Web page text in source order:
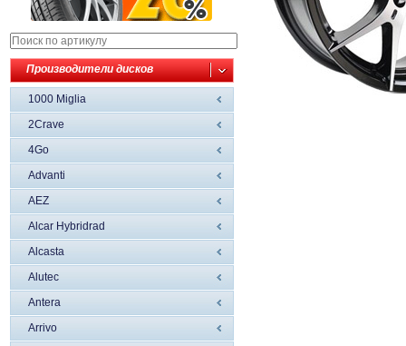
Производители дисков
1000 Miglia
2Crave
4Go
Advanti
AEZ
Alcar Hybridrad
Alcasta
Alutec
Antera
Arrivo